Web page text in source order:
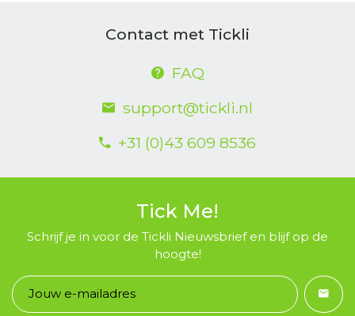
Contact met Tickli
FAQ
support@tickli.nl
+31 (0)43 609 8536
Tick Me!
Schrijf je in voor de Tickli Nieuwsbrief en blijf op de
hoogte!